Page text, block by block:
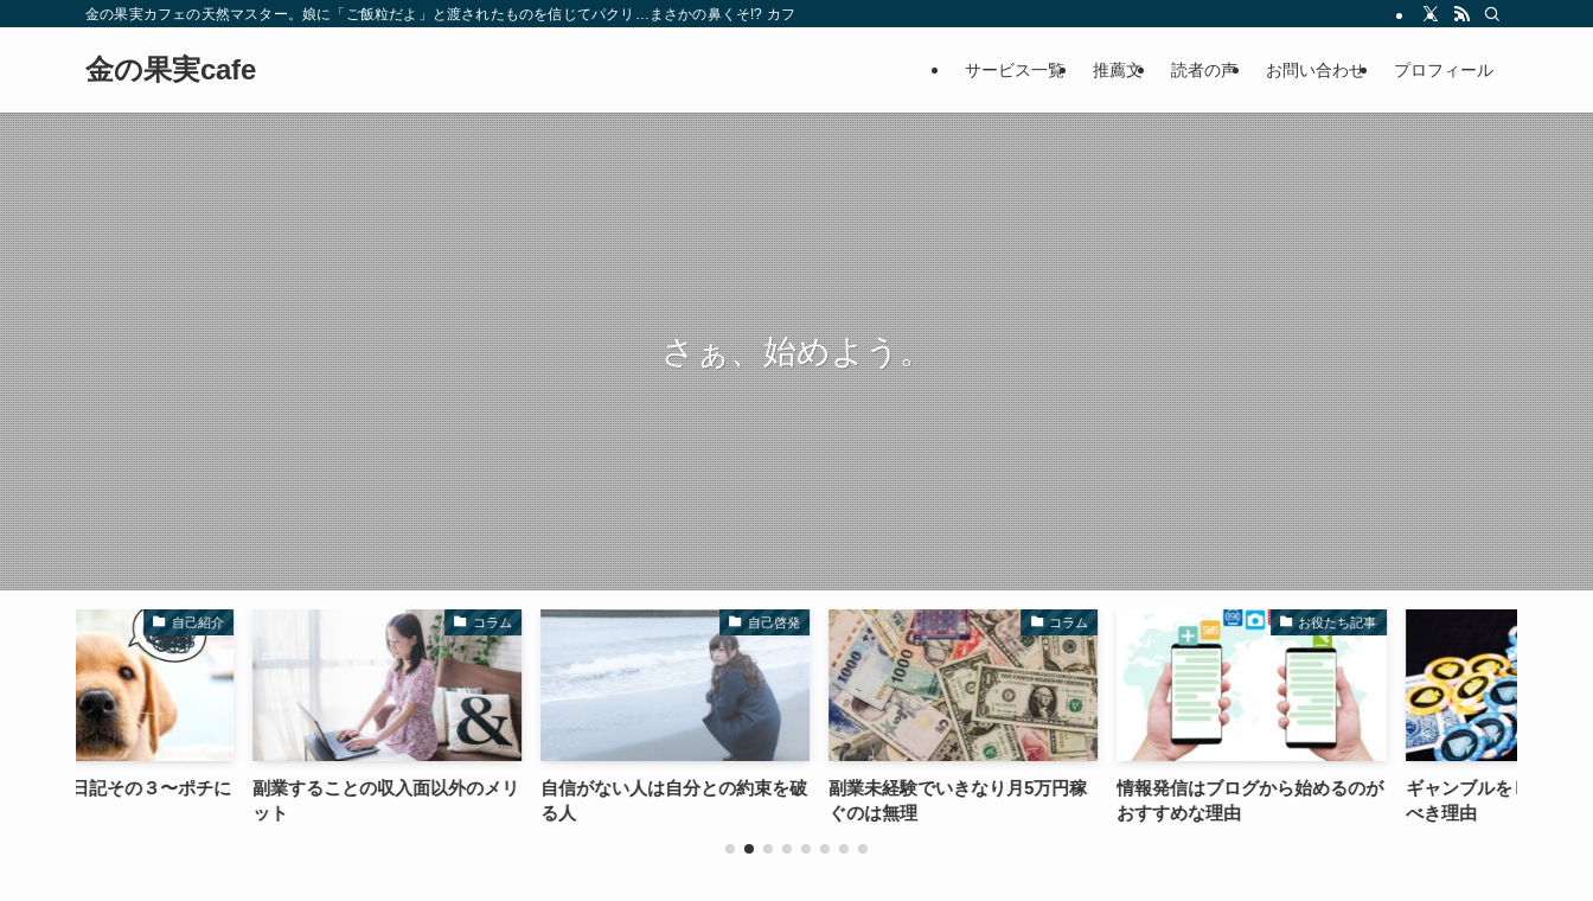
金の果実カフェの天然マスター。娘に「ご飯粒だよ」と渡されたものを信じてパクリ…まさかの鼻くそ!? カフェでは、心温まる濃厚な話とクスッと笑える軽やかな話を「情報のミルフィーユ」にして提供中。800名超のメルマガ読
金の果実cafe サービス一覧 推薦文 読者の声 お問い合わせ プロフィール
さぁ、始めよう。
副業することの収入面以外のメリ
自己啓発
自信がない人は自分との約束を破
コラム
副業未経験でいきなり月5万円稼
お役たち記事
情報発信はブログから始めるのが
ギャンブルをしてから投資をする
べき理由